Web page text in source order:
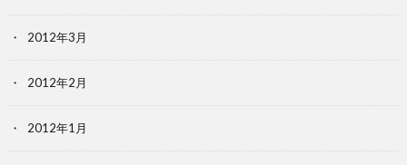
2012年3月
2012年2月
2012年1月